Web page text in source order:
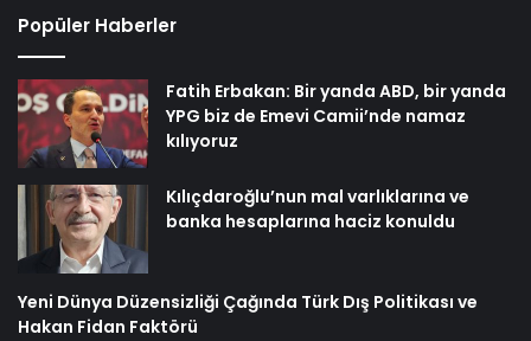
Popüler Haberler
Fatih Erbakan: Bir yanda ABD, bir yanda
YPG biz de Emevi Camii’nde namaz
kılıyoruz
Kılıçdaroğlu’nun mal varlıklarına ve
banka hesaplarına haciz konuldu
Yeni Dünya Düzensizliği Çağında Türk Dış Politikası ve
Hakan Fidan Faktörü